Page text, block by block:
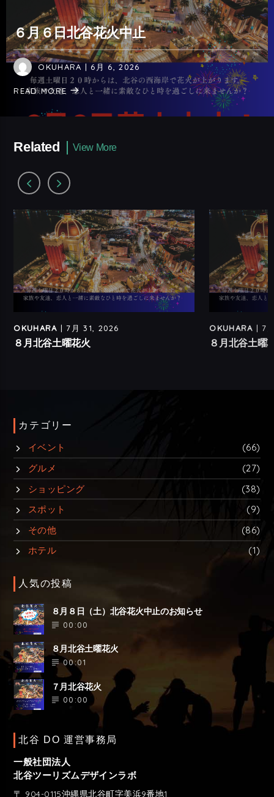
６月６日北谷花火中止
OKUHARA | 6月 6, 2026
READ MORE
Related View More
OKUHARA | 7月 31, 2026
８月北谷土曜花火
OKUHARA | 7
８月北谷土曜
カテゴリー
イベント
(66)
グルメ
(27)
ショッピング
(38)
スポット
(9)
その他
(86)
ホテル
(1)
人気の投稿
８月８日（土）北谷花火中止のお知らせ
00:00
８月北谷土曜花火
00:01
７月北谷花火
00:00
北谷 DO 運営事務局
一般社団法人
北谷ツーリズムデザインラボ
〒 904-0115沖縄県北谷町字美浜9番地1